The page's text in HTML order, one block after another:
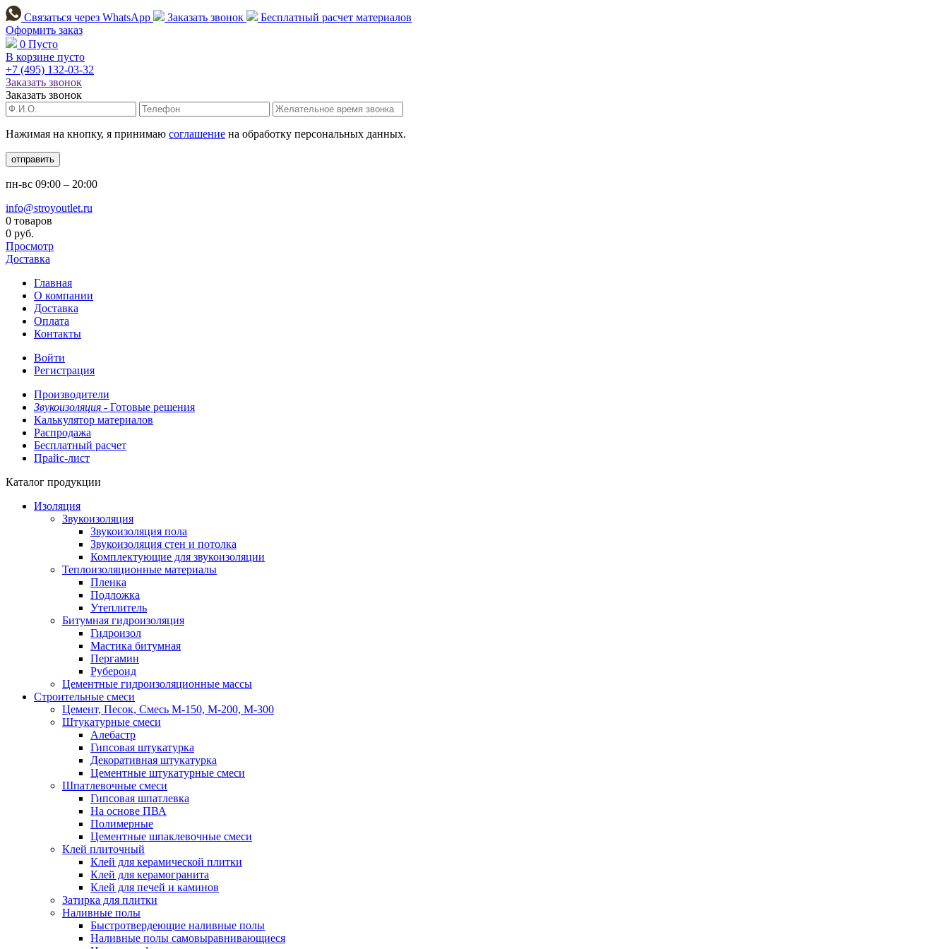
Связаться через WhatsApp Заказать звонок Бесплатный расчет материалов
Оформить заказ
0 Пусто
В корзине пусто
+7 (495) 132-03-32
Заказать звонок
Заказать звонок
Нажимая на кнопку, я принимаю соглашение на обработку персональных данных.
отправить
пн-вс 09:00 – 20:00
info@stroyoutlet.ru
0 товаров
0 руб.
Просмотр
Доставка
Главная
О компании
Доставка
Оплата
Контакты
Войти
Регистрация
Производители
Звукоизоляция - Готовые решения
Калькулятор материалов
Распродажа
Бесплатный расчет
Прайс-лист
Каталог продукции
Изоляция
Звукоизоляция
Звукоизоляция пола
Звукоизоляция стен и потолка
Комплектующие для звукоизоляции
Теплоизоляционные материалы
Пленка
Подложка
Утеплитель
Битумная гидроизоляция
Гидроизол
Мастика битумная
Пергамин
Рубероид
Цементные гидроизоляционные массы
Строительные смеси
Цемент, Песок, Смесь М-150, М-200, М-300
Штукатурные смеси
Алебастр
Гипсовая штукатурка
Декоративная штукатурка
Цементные штукатурные смеси
Шпатлевочные смеси
Гипсовая шпатлевка
На основе ПВА
Полимерные
Цементные шпаклевочные смеси
Клей плиточный
Клей для керамической плитки
Клей для керамогранита
Клей для печей и каминов
Затирка для плитки
Наливные полы
Быстротвердеющие наливные полы
Наливные полы самовыравнивающиеся